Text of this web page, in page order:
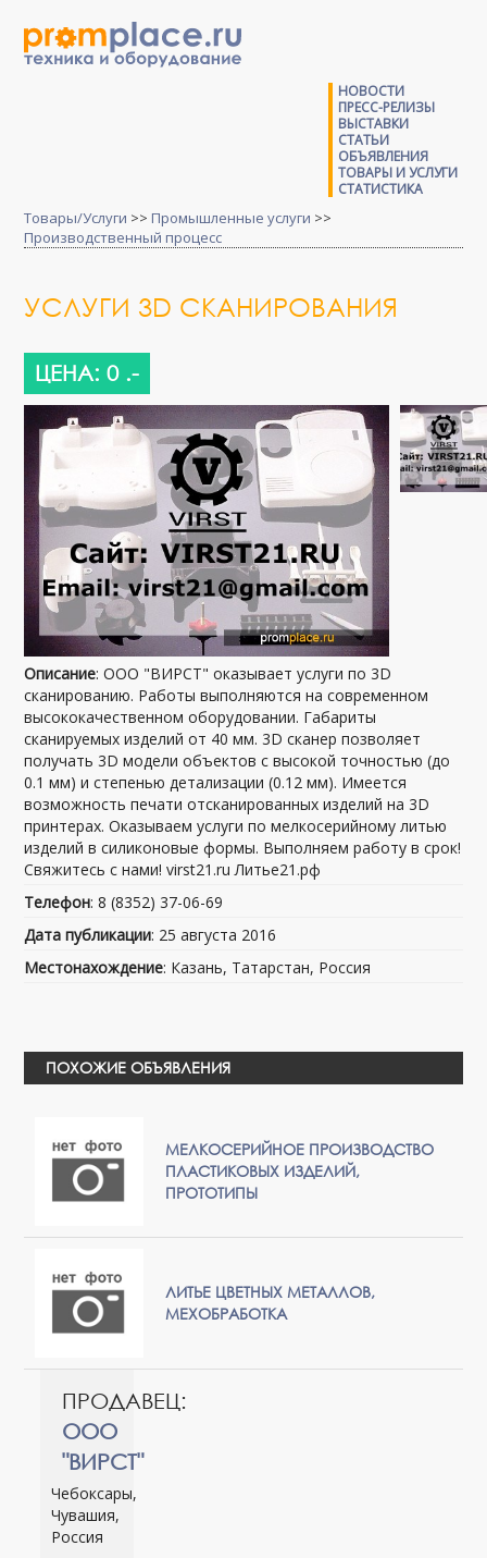
НОВОСТИ
ПРЕСС-РЕЛИЗЫ
ВЫСТАВКИ
СТАТЬИ
ОБЪЯВЛЕНИЯ
ТОВАРЫ И УСЛУГИ
СТАТИСТИКА
Товары/Услуги >> Промышленные услуги >>
Производственный процесс
УСЛУГИ 3D СКАНИРОВАНИЯ
ЦЕНА: 0 .-
Описание: ООО "ВИРСТ" оказывает услуги по 3D
сканированию. Работы выполняются на современном
высококачественном оборудовании. Габариты
сканируемых изделий от 40 мм. 3D сканер позволяет
получать 3D модели объектов с высокой точностью (до
0.1 мм) и степенью детализации (0.12 мм). Имеется
возможность печати отсканированных изделий на 3D
принтерах. Оказываем услуги по мелкосерийному литью
изделий в силиконовые формы. Выполняем работу в срок!
Свяжитесь с нами! virst21.ru Литье21.рф
Телефон: 8 (8352) 37-06-69
Дата публикации: 25 августа 2016
Местонахождение: Казань, Татарстан, Россия
ПОХОЖИЕ ОБЪЯВЛЕНИЯ
МЕЛКОСЕРИЙНОЕ ПРОИЗВОДСТВО
ПЛАСТИКОВЫХ ИЗДЕЛИЙ,
ПРОТОТИПЫ
ЛИТЬЕ ЦВЕТНЫХ МЕТАЛЛОВ,
МЕХОБРАБОТКА
ПРОДАВЕЦ:
ООО
"ВИРСТ"
Чебоксары,
Чувашия,
Россия